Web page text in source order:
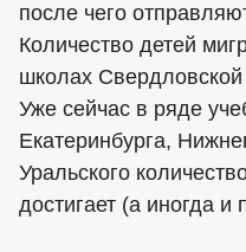
после чего
Количество детей
школах
Уже сейчас в ряде
Екатеринбурга,
Уральского
достигает (а иногда